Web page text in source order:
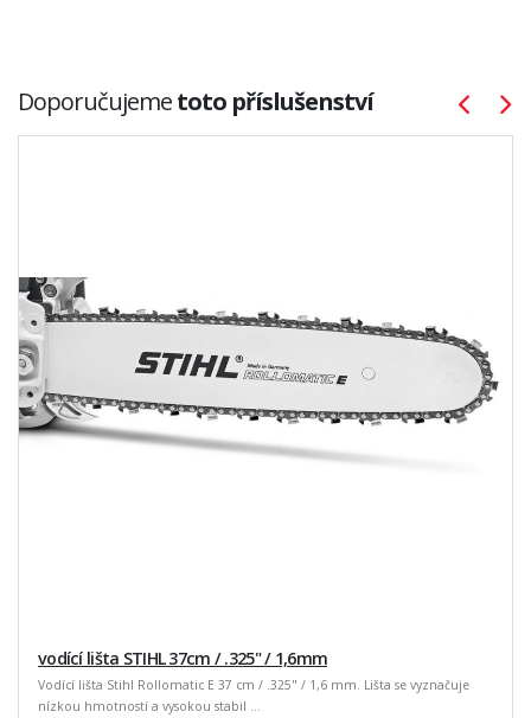
Doporučujemetoto příslušenství
vodící lišta STIHL 37cm / .325" / 1,6mm
Vodící lišta Stihl Rollomatic E 37 cm / .325" / 1,6 mm. Lišta se vyznačuje
nízkou hmotností a vysokou stabil ...